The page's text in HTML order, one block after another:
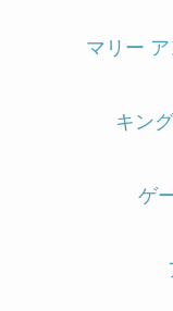
マリー
キン
ゲ